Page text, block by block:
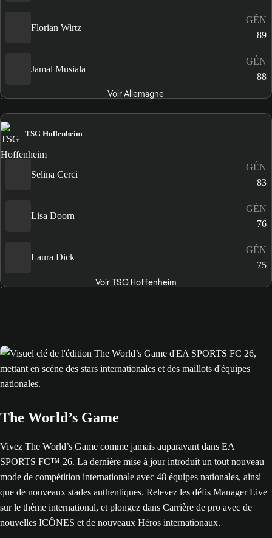
Florian Wirtz
GÉN
89
Jamal Musiala
GÉN
88
Voir Allemagne
TSG Hoffenheim
Selina Cerci
GÉN
83
Lisa Doorn
GÉN
76
Laura Dick
GÉN
75
Voir TSG Hoffenheim
The World’s Game
Vivez The World’s Game comme jamais auparavant dans EA
SPORTS FC™ 26. La dernière mise à jour introduit un tout nouveau
mode de compétition internationale avec 48 équipes nationales, ainsi
que de nouveaux stades authentiques. Relevez les défis Manager Live
sur le thème international, et plongez dans Carrière de pro avec de
nouvelles ICÔNES et de nouveaux Héros internationaux.